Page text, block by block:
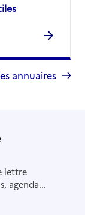
annuaires
lettre
agenda...